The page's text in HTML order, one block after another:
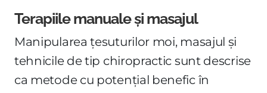
Terapiile manuale și masajul
Manipularea țesuturilor moi, masajul și
tehnicile de tip chiropractic sunt descrise
ca metode cu potențial benefic în